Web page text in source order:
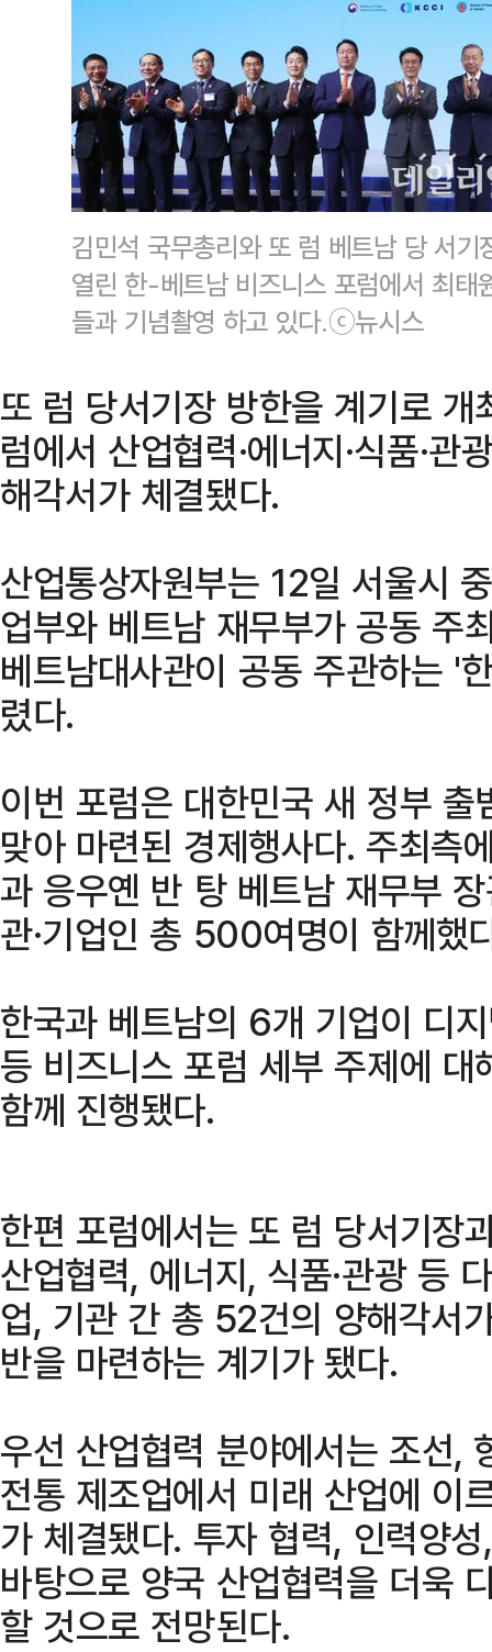
김민석 국무총리와 또 럼 베트남 당 서
열린 한-베트남 비즈니스 포럼에서 최태
들과 기념촬영 하고 있다.ⓒ뉴시스
또 럼 당서기장 방한을 계기로
럼에서 산업협력·에너지·식품·
해각서가 체결됐다.
산업통상자원부는 12일 서울시
업부와 베트남 재무부가 공동 주
베트남대사관이 공동 주관하는 '
렸다.
이번 포럼은 대한민국 새 정부
맞아 마련된 경제행사다. 주최측
과 응우옌 반 탕 베트남 재무부
관·기업인 총 500여명이 함께했
한국과 베트남의 6개 기업이 디
등 비즈니스 포럼 세부 주제에
함께 진행됐다.
한편 포럼에서는 또 럼 당서기장
산업협력, 에너지, 식품·관광 등
업, 기관 간 총 52건의 양해각서
반을 마련하는 계기가 됐다.
우선 산업협력 분야에서는 조선,
전통 제조업에서 미래 산업에 이
가 체결됐다. 투자 협력, 인력양
바탕으로 양국 산업협력을 더욱
할 것으로 전망된다.